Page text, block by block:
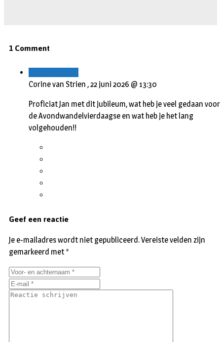
1 Comment
Corine van Strien ,22 juni 2026 @ 13:30
Proficiat Jan met dit jubileum, wat heb je veel gedaan voor
de Avondwandelvierdaagse en wat heb je het lang
volgehouden!!
Geef een reactie
Je e-mailadres wordt niet gepubliceerd.Vereiste velden zijn
gemarkeerd met *